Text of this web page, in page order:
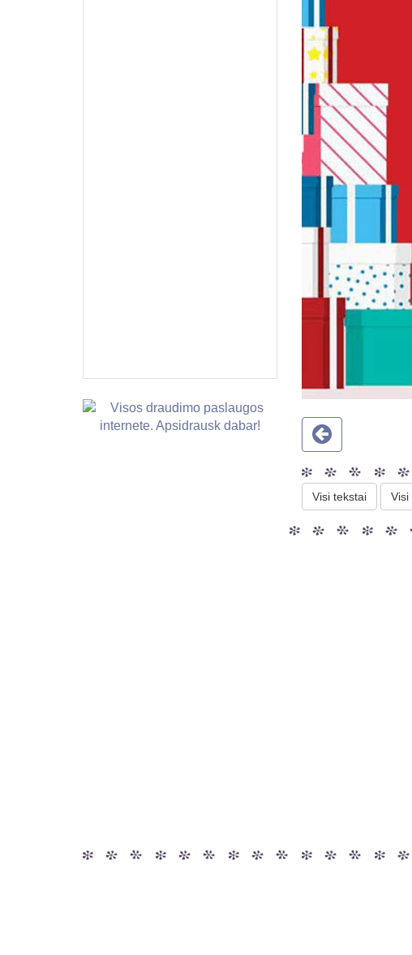
Visi tekstai Visi